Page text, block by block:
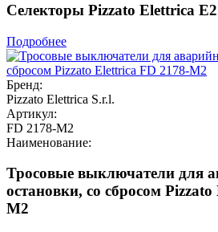
Селекторы Pizzato Elettrica
Подробнее
Бренд:
Pizzato Elettrica S.r.l.
Артикул:
FD 2178-M2
Наименование:
Тросовые выключатели для
остановки, со сбросом
M2